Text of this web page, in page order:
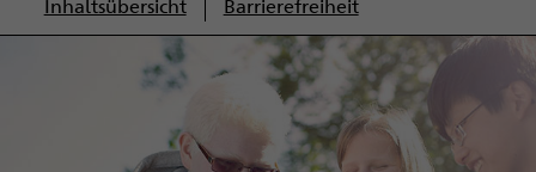
Inhaltsübersicht
Barrierefreiheit